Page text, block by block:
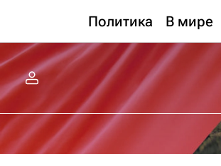
Политика В мире